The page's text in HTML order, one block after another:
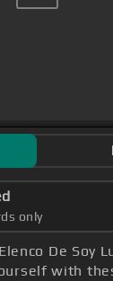
only
De Soy
with